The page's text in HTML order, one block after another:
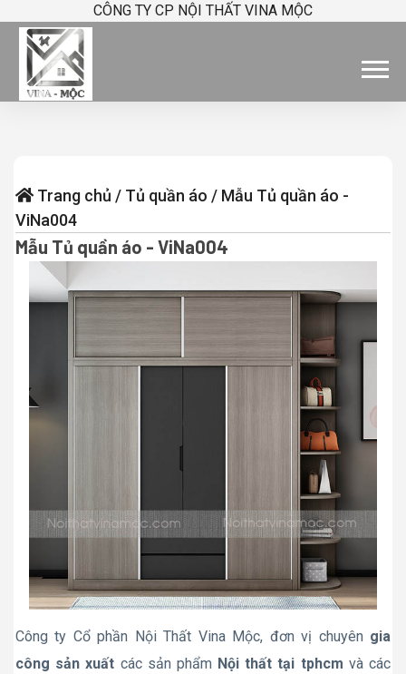
CÔNG TY CP NỘI THẤT VINA MỘC
Trang chủ / Tủ quần áo / Mẫu Tủ quần áo -
ViNa004
Mẫu Tủ quần áo - ViNa004
Công ty Cổ phần Nội Thất Vina Mộc, đơn vị chuyên gia
công sản xuất các sản phẩm Nội thất tại tphcm và các